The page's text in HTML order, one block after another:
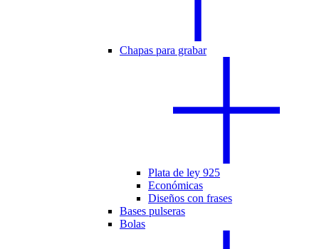
Chapas para grabar
Plata de ley 925
Económicas
Diseños con frases
Bases pulseras
Bolas